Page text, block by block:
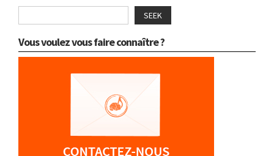
SEEK
Vous voulez vous faire connaître ?